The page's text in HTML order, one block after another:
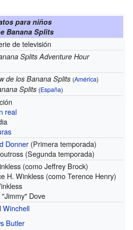
para niños
Banana Splits
de televisión
Splits Adventure Hour
de los Banana Splits (América)
Splits (España)
real
Donner (Primera temporada)
(Segunda temporada)
(como Jeffrey Brock)
H. Winkless (como Terence Henry)
Dove
Winchell
Butler